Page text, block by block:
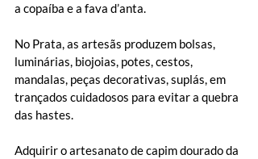
a copaíba e a fava d’anta.
No Prata, as artesãs produzem bolsas,
luminárias, biojoias, potes, cestos,
mandalas, peças decorativas, suplás, em
trançados cuidadosos para evitar a quebra
das hastes.
Adquirir o artesanato de capim dourado da